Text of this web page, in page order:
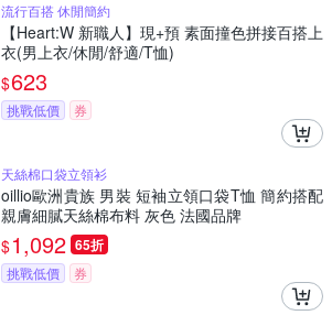
流行百搭 休閒簡約
【Heart:W 新職人】現+預 素面撞色拼接百搭上
衣(男上衣/休閒/舒適/T恤)
$623
挑戰低價 券
天絲棉口袋立領衫
oillio歐洲貴族 男裝 短袖立領口袋T恤 簡約搭配
親膚細膩天絲棉布料 灰色 法國品牌
$1,092 65折
挑戰低價 券